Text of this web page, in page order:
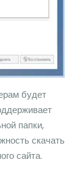
будет
папки,
скачать
сайта.